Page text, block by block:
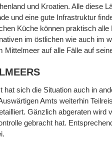
und Kroatien. Alle diese
und eine gute Infrastruktur
Küche können praktisch
im östlichen wie auch im
auf alle Fälle auf
sich die Situation auch in
Amts weiterhin
Gänzlich abgeraten
gebracht hat.